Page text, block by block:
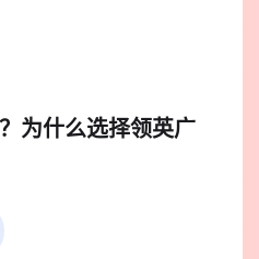
为什么选择领英广